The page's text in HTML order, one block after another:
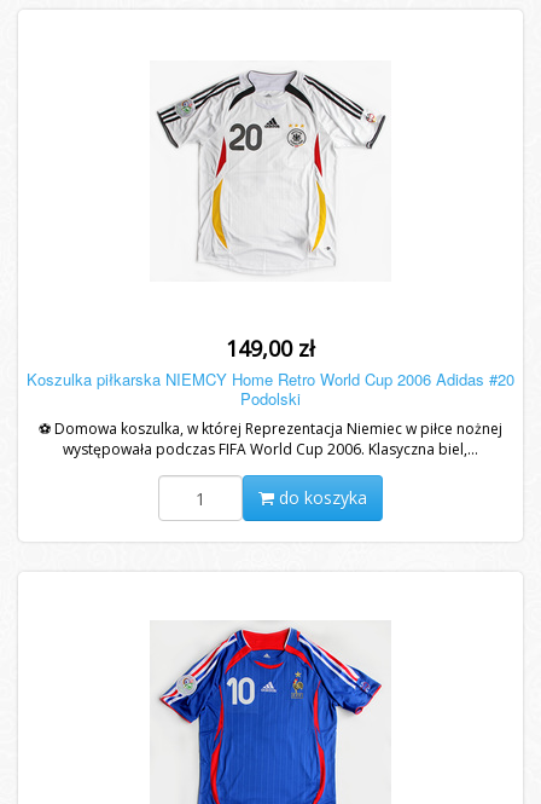
149,00 zł
Koszulka piłkarska NIEMCY Home Retro World Cup 2006 Adidas #20
Podolski
⚽ Domowa koszulka, w której Reprezentacja Niemiec w piłce nożnej
występowała podczas FIFA World Cup 2006. Klasyczna biel,...
do koszyka